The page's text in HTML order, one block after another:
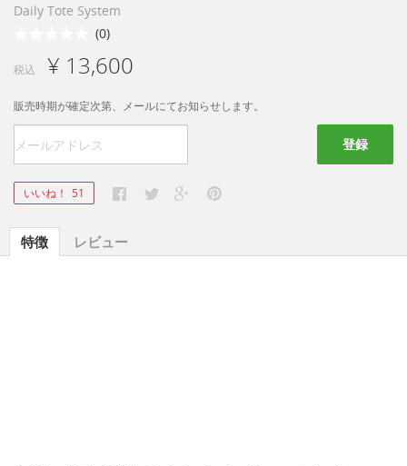
Daily Tote System
(0)
税込 ¥ 13,600
販売時期が確定次第、メールにてお知らせします。
登録
いいね！ 51
特徴 レビュー